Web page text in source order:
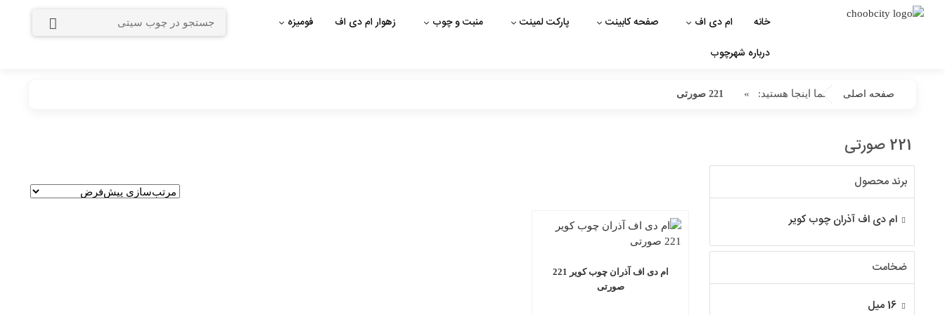
خانه ام دی اف صفحه کابینت پارکت لمینت منبت و چوب زهوار ام دی اف
فومیزه
درباره شهرچوب
شما اینجا هستید: صفحه اصلی » 221 صورتی
221 صورتی
برند محصول
ام دی اف آذران چوب کویر
ضخامت
16 میل
ام دی اف آذران چوب کویر 221
صورتی